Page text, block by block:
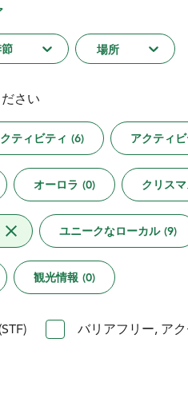
場所
さい
ティビティ (6) アクティ
オーロラ (0) クリス
ユニークなローカル (9)
観光情報 (0)
バリアフリー, ア